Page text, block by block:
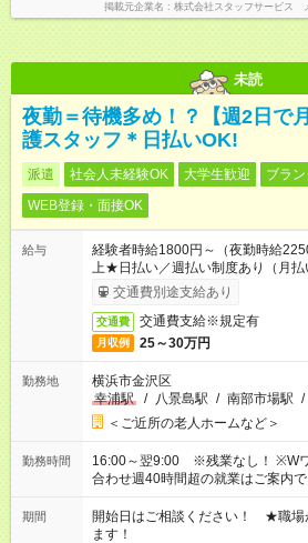
掲載元企業名 株式会社スタッフサービス
未読
夜勤＝待機多め！？【週2日で
護スタッフ＊日払いOK!
派遣 社会人未経験OK 大学生歓迎
ブラ
WEB登録・面接OK
給与
経験者時給1800円～（夜勤時給
上★日払い／週払い制度あり（月払
は手続き完了次第のお支払いとなり
交通費別途支給あり
交通費 交通費支給※規定有
月収例 25～30万円
勤務地
横浜市金沢区
幸浦駅
/ 八景島駅 / 南部市場駅 /
＜ご近所の老人ホームなど＞
勤務時間
16:00～翌9:00 ※残業なし！ ※Wワークの場合、他のお仕事と
合わせ週40時間超の就業はご案内
週20時間以上勤務は社会保険への
派遣法（日雇い派遣の原則禁止）
業はご案内が難しい場合があります
期間
開始日はご相談ください！ ★職場
ます！